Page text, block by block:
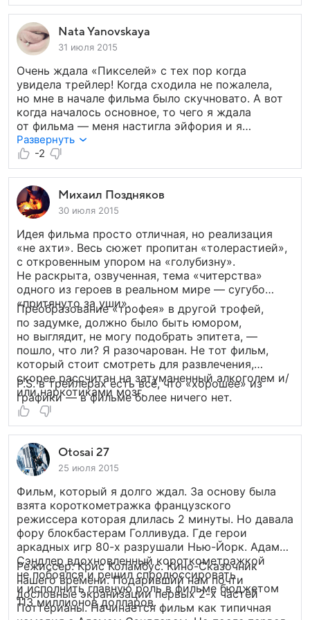
же, кто хочет увидеть Кьюберта, Фроггера или
привидений из Pac-Man в высоком разрешении,
можно посоветовать еще раз пересмотреть
диснеевского «Ральфа».
престолов» Питер Динклэйдж, Мегги из
«Настоящего детектива» (причем мне видеть ее
в такой не серьезной роли хоть и прекрасно
исполненной, было все же не привычно
что и цепляло весь фильм и немного отвлекало,
вынимало из созданной режиссёром
реальности), большущий бюджет, неплохая
графика (над стилистикой которой мне кажется
можно было бы подумать по больше). И мне
не понравилось, так как это фильм из класса
энтертейнмент и создан во всех традициях
стандартного коммерческого голливудского
кино, для массового скачивания денег
с потребителя.
Nata Yanovskaya
31 июля 2015
Очень ждала «Пикселей» с тех пор когда
увидела трейлер! Когда сходила не пожалела,
но мне в начале фильма было скучновато. А вот
когда началось основное, то чего я ждала
от фильма — меня настигла эйфория и я
с удовольствием смотрела фильм дальше.
В целом фильм мне понравился, но этот фильм
скорее на 1 раз.
Развернуть
-2
Михаил Поздняков
30 июля 2015
Идея фильма просто отличная, но реализация
«не ахти». Весь сюжет пропитан «толерастией»,
с откровенным упором на «голубизну».
Не раскрыта, озвученная, тема «читерства»
одного из героев в реальном мире — сугубо
«притянуто за уши».
Преобразование «трофея» в другой трофей,
по задумке, должно было быть юмором,
но выглядит, не могу подобрать эпитета, —
пошло, что ли? Я разочарован. Не тот фильм,
который стоит смотреть для развлечения,
скорее рассчитан на затуманенный алкоголем и/
или наркотиками мозг.
P.S. в трейлерах есть всё, что «хорошее» из
графики — в фильме более ничего нет.
Otosai 27
25 июля 2015
Фильм, который я долго ждал. За основу была
взята короткометражка французского
режиссера которая длилась 2 минуты. Но давала
фору блокбастерам Голливуда. Где герои
аркадных игр 80-х разрушали Нью-Йорк. Адам
Сэндлер вдохновленный короткометражкой
не побоялся и решил спродюссировать
и исполнить главную роль в фильме бюджетом
113 миллионов долларов.
Режиссер: Крис Коламбус. Кино-Сказочник
нашего времени. Подаривший нам почти
дословные экранизации первых 2-х частей
Поттерианы. Начинается фильм как типичная